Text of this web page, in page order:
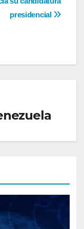
presidencial